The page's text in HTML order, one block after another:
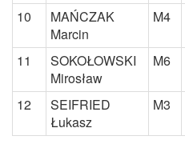
10
MAŃCZAK
Marcin
M4
11
SOKOŁOWSKI
Mirosław
M6
12
SEIFRIED
Łukasz
M3